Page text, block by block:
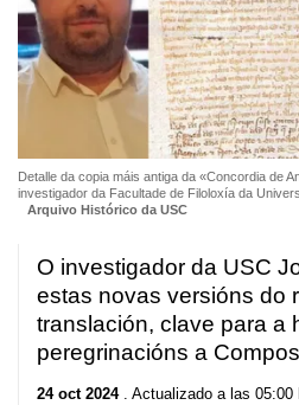
Detalle da copia máis antiga da «Concordia de
investigador da Facultade de Filoloxía da
Arquivo Histórico da USC
O investigador da USC
estas novas versións do
translación, clave para a
peregrinacións a
24 oct 2024. Actualizado a las 05:00